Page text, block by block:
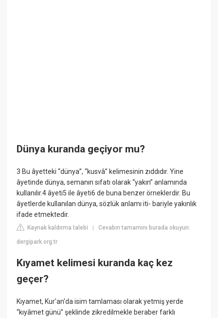
Dünya kuranda geçiyor mu?
3 Bu âyetteki “dünya”, “kusvâ” kelimesinin zıddıdır. Yine
âyetinde dünya, semanın sıfatı olarak “yakın” anlamında
kullanılır.4 âyeti5 ile âyeti6 de buna benzer örneklerdir. Bu
âyetlerde kullanılan dünya, sözlük anlamı iti- bariyle yakınlık
ifade etmektedir.
Kaynak kaldırma talebi |Cevabın tamamını burada okuyun:
dergipark.org.tr
Kıyamet kelimesi kuranda kaç kez
geçer?
Kıyamet, Kur'an'da isim tamlaması olarak yetmiş yerde
“kıyâmet günü” şeklinde zikredilmekle beraber farklı